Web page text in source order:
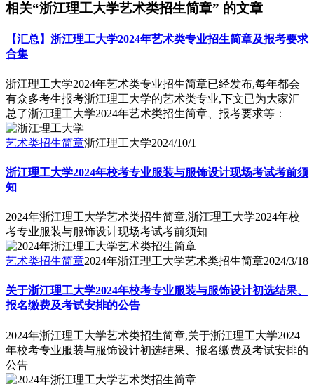
相关“浙江理工大学艺术类招生简章” 的文章
【汇总】浙江理工大学2024年艺术类专业招生简章及报考要求
合集
浙江理工大学2024年艺术类专业招生简章已经发布,每年都会
有众多考生报考浙江理工大学的艺术类专业,下文已为大家汇
总了浙江理工大学2024年艺术类招生简章、报考要求等：
艺术类招生简章浙江理工大学2024/10/1
浙江理工大学2024年校考专业服装与服饰设计现场考试考前须
知
2024年浙江理工大学艺术类招生简章,浙江理工大学2024年校
考专业服装与服饰设计现场考试考前须知
艺术类招生简章2024年浙江理工大学艺术类招生简章2024/3/18
关于浙江理工大学2024年校考专业服装与服饰设计初选结果、
报名缴费及考试安排的公告
2024年浙江理工大学艺术类招生简章,关于浙江理工大学2024
年校考专业服装与服饰设计初选结果、报名缴费及考试安排的
公告